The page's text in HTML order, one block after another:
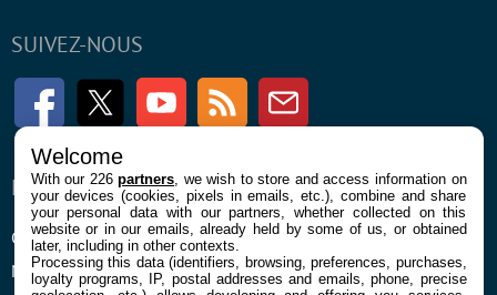
SUIVEZ-NOUS
FacebookTwitter Youtube RSS Newsletter
ENTREPRISE
Confidentialité et Cookies
Mentions légales et CGU
À PROPOS
Contact
Welcome
With our 226partners , we wish to store and access information on
your devices (cookies, pixels in emails, etc.), combine and share
your personal data with our partners, whether collected on this
website or in our emails, already held by some of us, or obtained
later, including in other contexts.
Processing this data (identifiers, browsing, preferences, purchases,
loyalty programs, IP, postal addresses and emails, phone, precise